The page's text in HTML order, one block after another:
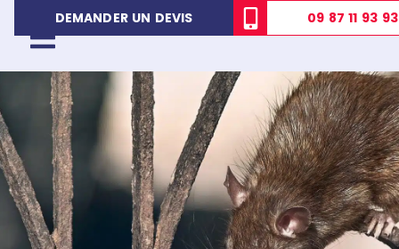
DEMANDER UN DEVIS 09 87 11 93 93